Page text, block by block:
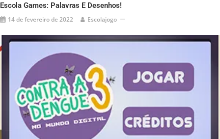
Escola Games: Palavras E Desenhos!
14 de fevereiro de 2022 Escolajogo